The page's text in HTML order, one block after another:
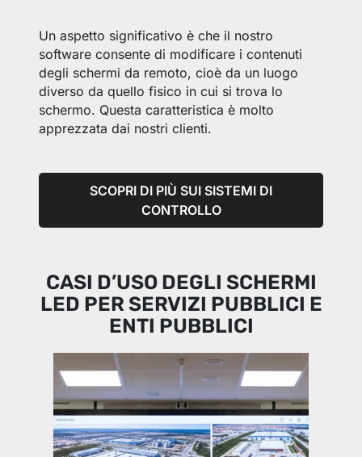
Un aspetto significativo è che il nostro
software consente di modificare i contenuti
degli schermi da remoto, cioè da un luogo
diverso da quello fisico in cui si trova lo
schermo. Questa caratteristica è molto
apprezzata dai nostri clienti.
SCOPRI DI PIÙ SUI SISTEMI DI
CONTROLLO
CASI D’USO DEGLI SCHERMI
LED PER SERVIZI PUBBLICI E
ENTI PUBBLICI